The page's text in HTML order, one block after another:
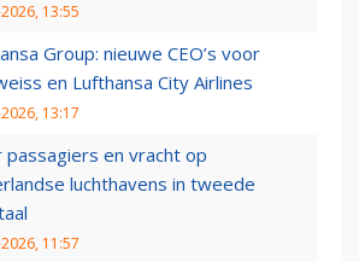
13:55
Group: nieuwe CEO’s voor
en Lufthansa City Airlines
13:17
passagiers en vracht op
luchthavens in tweede
11:57